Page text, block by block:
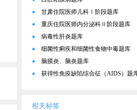
●
甘肃住院医师儿科Ⅰ阶段题库
●
重庆住院医师内分泌科Ⅱ阶段题库
●
病毒性肝炎题库
●
细菌性痢疾和细菌性食物中毒题库
●
脑膜炎、脑炎题库
●
获得性免疫缺陷综合征（AIDS）题
相关标签